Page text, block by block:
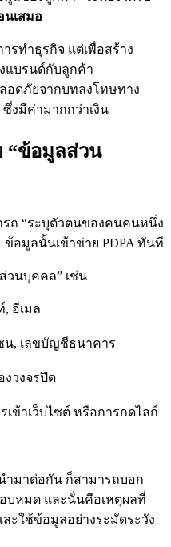
นเสมอ
รทำธุรกิจ แต่เพื่อสร้าง
แบรนด์กับลูกค้า
อดภัยจากบทลงโทษทาง
งมีค่ามากกว่าเงิน
“ข้อมูลส่วน
ถ “ระบุตัวตนของคนคนหนึ่ง
ข้อมูลนั้นเข้าข่าย PDPA ทันที
วนบุคคล” เช่น
อีเมล
น, เลขบัญชีธนาคาร
วงจรปิด
ข้าเว็บไซต์ หรือการกดไลก์
ำมาต่อกัน ก็สามารถบอก
บหมด และนั่นคือเหตุผลที่
ะใช้ข้อมูลอย่างระมัดระวัง